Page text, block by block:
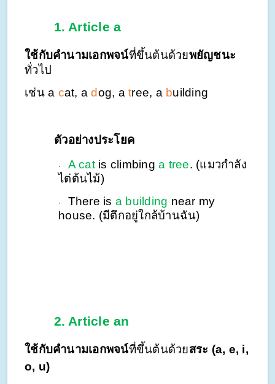
1. Article a
ใช้กับคำนามเอกพจน์ที่ขึ้นต้นด้วยพยัญชนะ
ทั่วไป
เช่น a cat, adog, a tree, a building
ตัวอย่างประโยค
· A cat is climbing a tree. (แมวกำลัง
ไต่ต้นไม้)
· There is a building near my
house. (มีตึกอยู่ใกล้บ้านฉัน)
2. Article an
ใช้กับคำนามเอกพจน์ที่ขึ้นต้นด้วยสระ (a, e, i,
o, u)